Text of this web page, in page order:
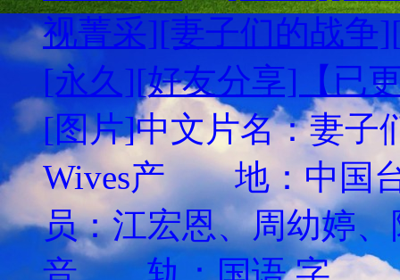
视菁采][妻子们的战争
[永久][好友分享]【已
[图片]中文片名：妻子
Wives产 地：中
员：江宏恩、周幼婷